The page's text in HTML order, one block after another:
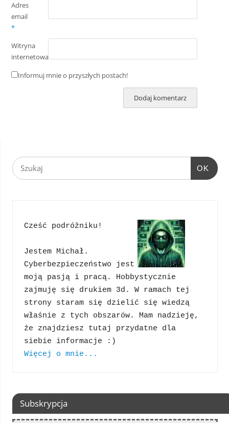
Adres
email
*
Witryna
internetowa
Informuj mnie o przyszłych postach!
OK
Cześć podróżniku!
Jestem Michał.
Cyberbezpieczeństwo jest
moją pasją i pracą. Hobbystycznie
zajmuję się drukiem 3d. W ramach tej
strony staram się dzielić się wiedzą
właśnie z tych obszarów. Mam nadzieję,
że znajdziesz tutaj przydatne dla
Więcej o mnie...
Subskrypcja